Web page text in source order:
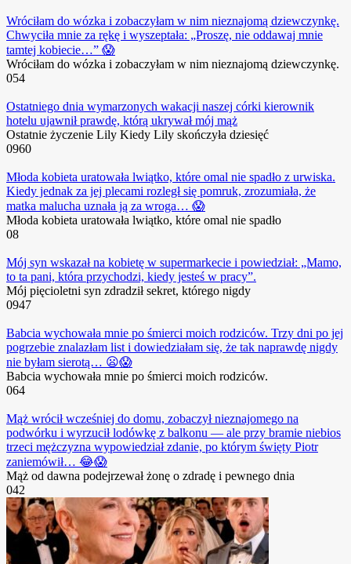
Wróciłam do wózka i zobaczyłam w nim nieznajomą dziewczynkę.
Chwyciła mnie za rękę i wyszeptała: „Proszę, nie oddawaj mnie
tamtej kobiecie…” 😱
Wróciłam do wózka i zobaczyłam w nim nieznajomą dziewczynkę.
054
Ostatniego dnia wymarzonych wakacji naszej córki kierownik
hotelu ujawnił prawdę, którą ukrywał mój mąż
Ostatnie życzenie Lily Kiedy Lily skończyła dziesięć
0960
Młoda kobieta uratowała lwiątko, które omal nie spadło z urwiska.
Kiedy jednak za jej plecami rozległ się pomruk, zrozumiała, że
matka malucha uznała ją za wroga… 😱
Młoda kobieta uratowała lwiątko, które omal nie spadło
08
Mój syn wskazał na kobietę w supermarkecie i powiedział: „Mamo,
to ta pani, która przychodzi, kiedy jesteś w pracy”.
Mój pięcioletni syn zdradził sekret, którego nigdy
0947
Babcia wychowała mnie po śmierci moich rodziców. Trzy dni po jej
pogrzebie znalazłam list i dowiedziałam się, że tak naprawdę nigdy
nie byłam sierotą… 😦😱
Babcia wychowała mnie po śmierci moich rodziców.
064
Mąż wrócił wcześniej do domu, zobaczył nieznajomego na
podwórku i wyrzucił lodówkę z balkonu — ale przy bramie niebios
trzeci mężczyzna wypowiedział zdanie, po którym święty Piotr
zaniemówił… 😂😱
Mąż od dawna podejrzewał żonę o zdradę i pewnego dnia
042